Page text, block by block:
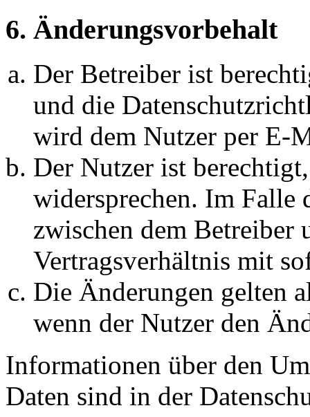
6. Änderungsvorbehalt
Der Betreiber ist
und die
wird dem Nutzer per E-
Der Nutzer ist
widersprechen. Im Falle
zwischen dem Betreiber
Vertragsverhältnis mit
Die Änderungen gelten
wenn der Nutzer den
Informationen über den
Daten sind in der